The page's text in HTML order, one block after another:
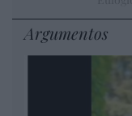
Argumentos